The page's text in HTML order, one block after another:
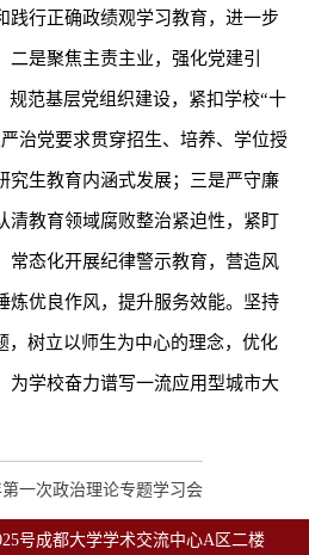
践行正确政绩观学习教育，进一步
是聚焦主责主业，强化党建引
规范基层党组织建设，紧扣学校“十
治党要求贯穿招生、培养、学位授
究生教育内涵式发展；三是严守廉
清教育领域腐败整治紧迫性，紧盯
常态化开展纪律警示教育，营造风
炼优良作风，提升服务效能。坚持
，树立以师生为中心的理念，优化
为学校奋力谱写一流应用型城市大
第一次政治理论专题学习会
号成都大学学术交流中心A区二楼